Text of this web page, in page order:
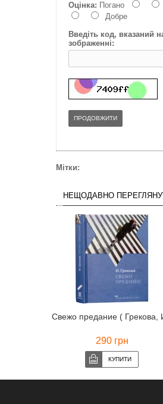
Оцінка: Погано
Добре
Введіть код, вказаний
зображенні:
ПРОДОВЖИТИ
Мітки:
НЕЩОДАВНО
Свежо предание ( Грекова,
290 грн